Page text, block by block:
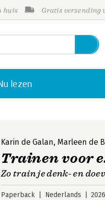
huis Gratis verzending
lezen
Karin de Galan, Marleen de
Trainen voor
Zo train je denk- en
Paperback Nederlands